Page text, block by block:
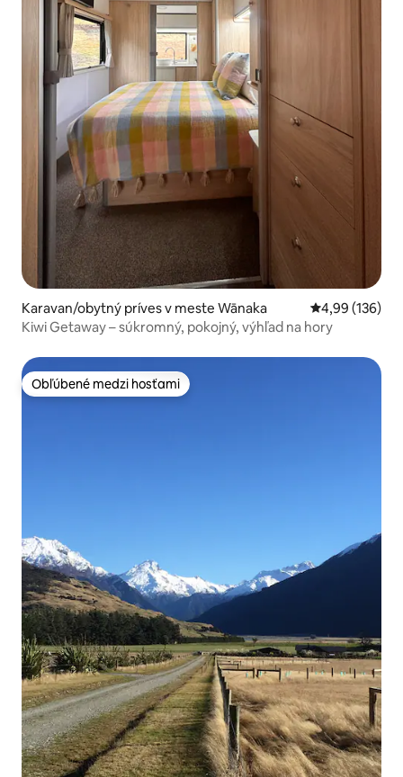
Karavan/obytný príves v meste Wānaka Priemerné
4,99 (136)
Kiwi Getaway – súkromný, pokojný, výhľad na hory
Obľúbené medzi hosťami
Obľúbené medzi hosťami